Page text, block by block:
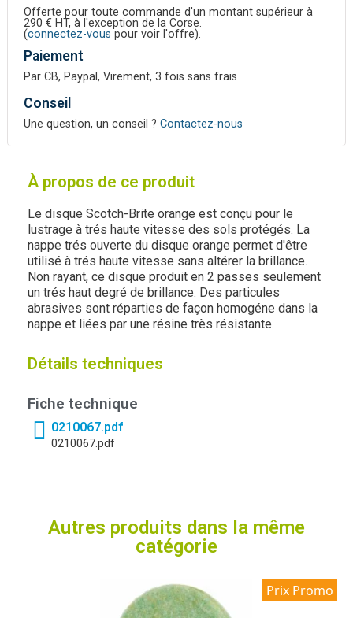
Offerte pour toute commande d'un montant supérieur à
290 € HT, à l'exception de la Corse.
(connectez-vous pour voir l'offre).
Paiement
Par CB, Paypal, Virement, 3 fois sans frais
Conseil
Une question, un conseil ? Contactez-nous
À propos de ce produit
Le disque Scotch-Brite orange est conçu pour le
lustrage à trés haute vitesse des sols protégés. La
nappe trés ouverte du disque orange permet d'être
utilisé à trés haute vitesse sans altérer la brillance.
Non rayant, ce disque produit en 2 passes seulement
un trés haut degré de brillance. Des particules
abrasives sont réparties de façon homogéne dans la
nappe et liées par une résine très résistante.
Détails techniques
Fiche technique
0210067.pdf
0210067.pdf
Autres produits dans la même
catégorie
Prix Promo